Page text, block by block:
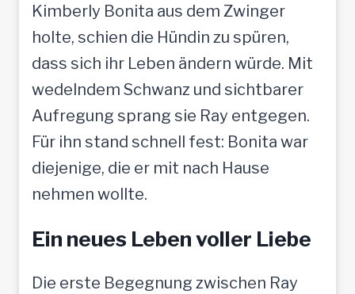
Kimberly Bonita aus dem Zwinger
holte, schien die Hündin zu spüren,
dass sich ihr Leben ändern würde. Mit
wedelndem Schwanz und sichtbarer
Aufregung sprang sie Ray entgegen.
Für ihn stand schnell fest: Bonita war
diejenige, die er mit nach Hause
nehmen wollte.
Ein neues Leben voller Liebe
Die erste Begegnung zwischen Ray